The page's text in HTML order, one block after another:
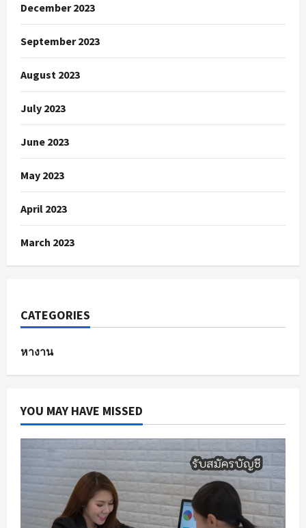
December 2023
September 2023
August 2023
July 2023
June 2023
May 2023
April 2023
March 2023
CATEGORIES
หางาน
YOU MAY HAVE MISSED